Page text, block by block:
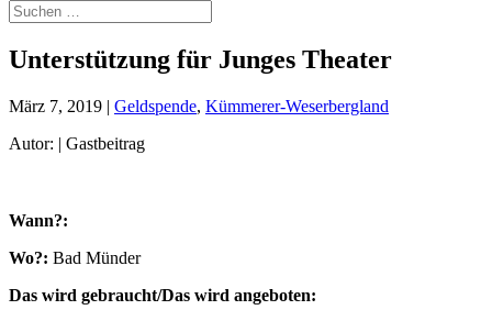
Unterstützung für Junges Theater
März 7, 2019 | Geldspende, Kümmerer-Weserbergland
Autor: | Gastbeitrag
Wann?:
Wo?: Bad Münder
Das wird gebraucht/Das wird angeboten: